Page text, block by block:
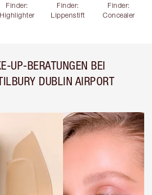
Finder:
Highlighter
Finder:
Lippenstift
Finder:
Concealer
UP-BERATUNGEN BEI
DUBLIN AIRPORT